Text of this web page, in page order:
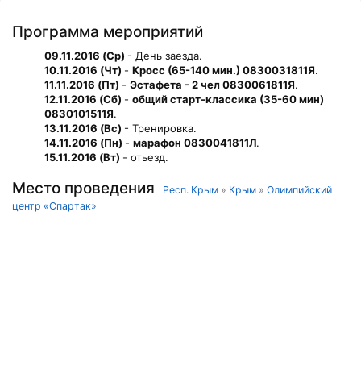
Программа мероприятий
09.11.2016 (Ср) - День заезда.
10.11.2016 (Чт) - Кросс (65-140 мин.) 0830031811Я.
11.11.2016 (Пт) - Эстафета - 2 чел 0830061811Я.
12.11.2016 (Сб) - общий старт-классика (35-60 мин)
0830101511Я.
13.11.2016 (Вс) - Тренировка.
14.11.2016 (Пн) - марафон 0830041811Л.
15.11.2016 (Вт) - отьезд.
Место проведения Респ. Крым » Крым » Олимпийский
центр «Спартак»